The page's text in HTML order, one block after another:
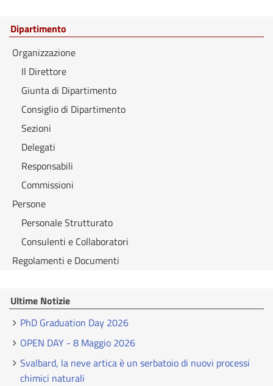
Dipartimento
Organizzazione
Il Direttore
Giunta di Dipartimento
Consiglio di Dipartimento
Sezioni
Delegati
Responsabili
Commissioni
Persone
Personale Strutturato
Consulenti e Collaboratori
Regolamenti e Documenti
Ultime Notizie
PhD Graduation Day 2026
OPEN DAY - 8 Maggio 2026
Svalbard, la neve artica è un serbatoio di nuovi processi
chimici naturali